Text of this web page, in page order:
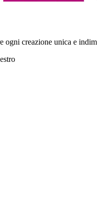
ogni creazione unica e